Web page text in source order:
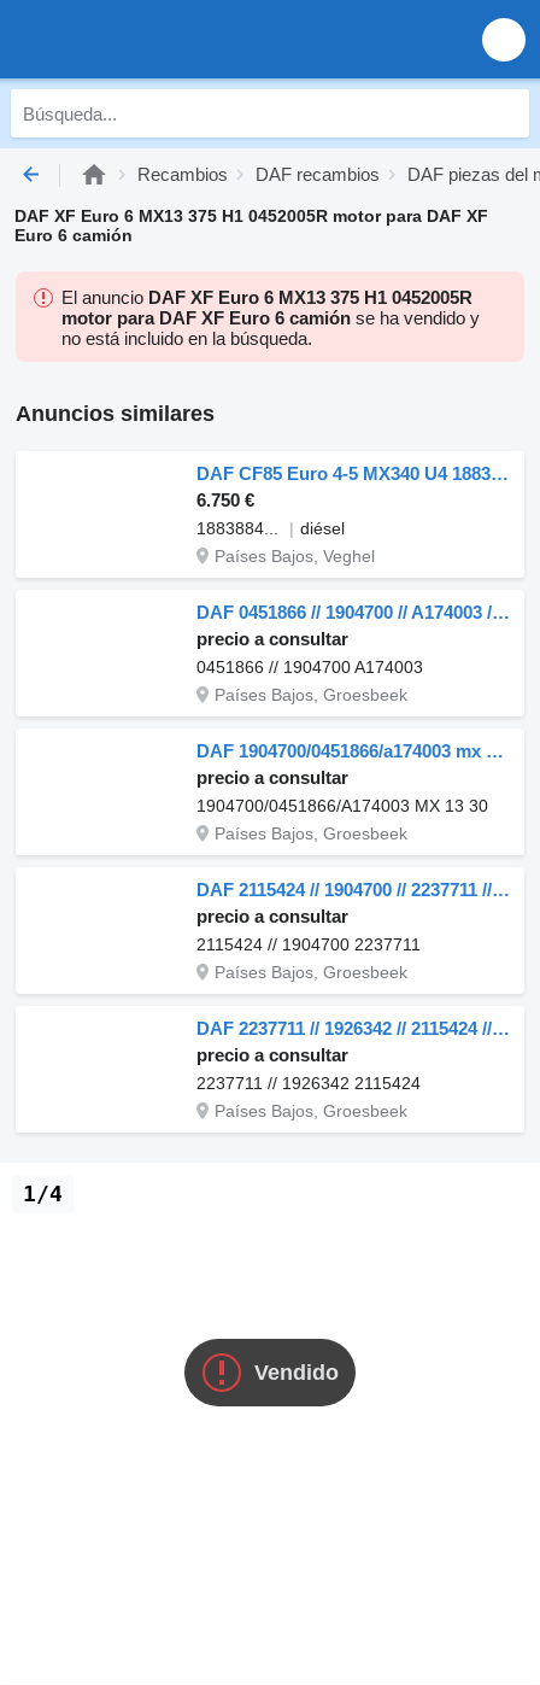
Recambios DAF recambios DAF piezas del
DAF XF Euro 6 MX13 375 H1 0452005R motor para DAF XF
Euro 6 camión
El anuncio DAF XF Euro 6 MX13 375 H1 0452005R
motor para DAF XF Euro 6 camión se ha vendido y
no está incluido en la búsqueda.
Anuncios similares
DAF CF85 Euro 4-5 MX340 U4 1883884 motor para DAF CF85 Euro 4-5 camión
6.750 €
1883884...
diésel
Países Bajos, Veghel
DAF 0451866 // 1904700 // A174003 // 1940191 // 851259 MX13 303 H1 4 motor para camión
precio a consultar
0451866 // 1904700 A174003
Países Bajos, Groesbeek
DAF 1904700/0451866/a174003 mx 13 300 u1 410 pk cf xf euro 6 1904700/0451866/A174003 motor para camión
precio a consultar
1904700/0451866/A174003 MX 13 30
Países Bajos, Groesbeek
DAF 2115424 // 1904700 // 2237711 // 1926342 // 0451989 XF 460 EURO motor para camión
precio a consultar
2115424 // 1904700 2237711
Países Bajos, Groesbeek
DAF 2237711 // 1926342 // 2115424 //239604 // 1904700 MX 13 340 H1 M motor para camión
precio a consultar
2237711 // 1926342 2115424
Países Bajos, Groesbeek
Vendido
1/4